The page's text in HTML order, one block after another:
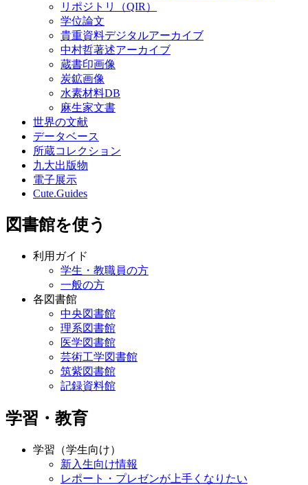
リポジトリ（QIR）
学位論文
貴重資料デジタルアーカイブ
中村哲著述アーカイブ
蔵書印画像
炭鉱画像
水素材料DB
麻生家文書
世界の文献
データベース
所蔵コレクション
九大出版物
電子展示
Cute.Guides
図書館を使う
利用ガイド
学生・教職員の方
一般の方
各図書館
中央図書館
理系図書館
医学図書館
芸術工学図書館
筑紫図書館
記録資料館
学習・教育
学習（学生向け）
新入生向け情報
レポート・プレゼンが上手くなりたい